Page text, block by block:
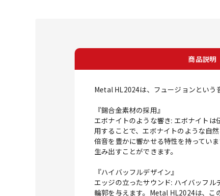
商品説明
Metal HL2024は、フュージョンという
『錫合金素材の採用』
エボナイトのような響き: エボナイト
用することで、エボナイトのような自
倍音を豊かに響かせる特性を持ってい
生み出すことができます。
『ハイバッフルデザイン』
エッジの立ったサウンド: ハイバッフ
輪郭を与えます。Metal HL2024は、こ